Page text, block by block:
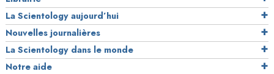
La Scientology aujourd’hui
Nouvelles journalières
La Scientology dans le monde
Notre aide